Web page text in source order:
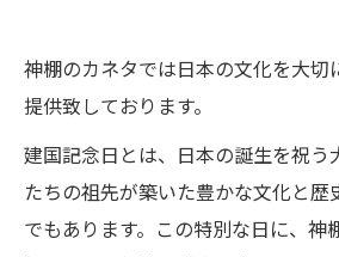
神棚のカネタでは日本の文化を大切
提供致しております。
建国記念日とは、日本の誕生を祝う
たちの祖先が築いた豊かな文化と
でもあります。この特別な日に、神